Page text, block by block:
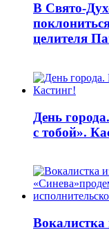
В Свято-
целителя
День
с тобой».
Вокалистка